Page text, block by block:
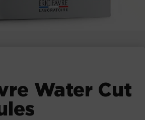
Water Cut